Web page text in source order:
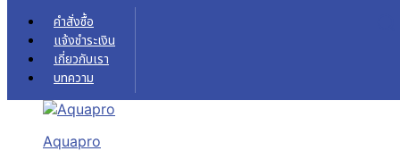
Skip to content
คำสั่งซื้อ
แจ้งชำระเงิน
เกี่ยวกับเรา
บทความ
Aquapro